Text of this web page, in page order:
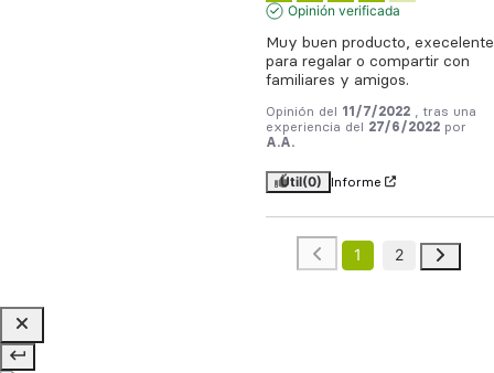
Opinión verificada
Muy buen producto, execelente
para regalar o compartir con
familiares y amigos.
Opinión del 11/7/2022
, tras una
experiencia del 27/6/2022 por
A.A.
Útil(0) Informe
1 2